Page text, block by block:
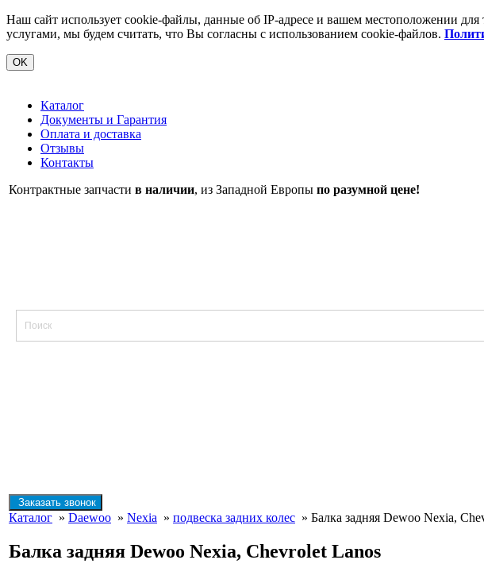
Наш сайт использует cookie-файлы, данные об IP-адресе и вашем местоположении
услугами, мы будем считать, что Вы согласны с использованием cookie-файлов.
OK
Каталог
Документы и Гарантия
Оплата и доставка
Отзывы
Контакты
Контрактные запчасти в наличии, из Западной Европы по разумной цене!
Заказать звонок
Каталог » Daewoo » Nexia » подвеска задних колес » Балка задняя Dewoo Nexia,
Балка задняя Dewoo Nexia, Chevrolet Lanos